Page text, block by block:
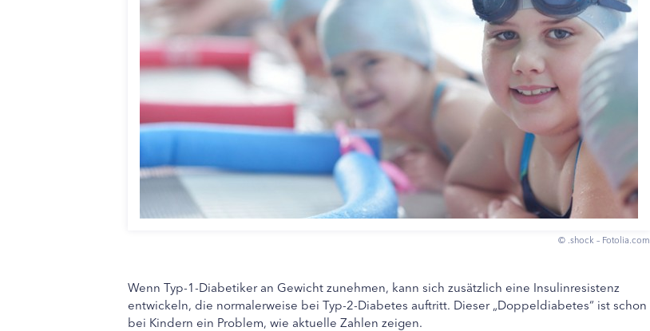
© .shock – Fotolia.com
Wenn Typ-1-Diabetiker an Gewicht zunehmen, kann sich zusätzlich eine Insulinresistenz
entwickeln, die normalerweise bei Typ-2-Diabetes auftritt. Dieser „Doppeldiabetes“ ist schon
bei Kindern ein Problem, wie aktuelle Zahlen zeigen.